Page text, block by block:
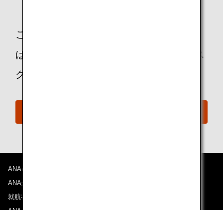
ご不明な点や、ご不安をお持ちのお客様
は、ANAおからだの不自由な方の相談デス
クに遠慮なくお問い合わせください。
ANAについて
ANAからのお知らせ
就航都市